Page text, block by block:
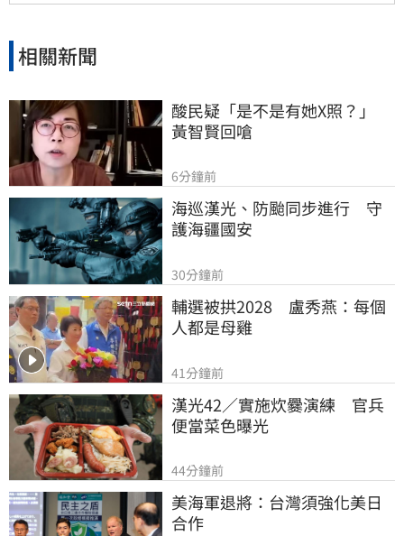
相關新聞
酸民疑「是不是有她X照？」
黃智賢回嗆
6分鐘前
海巡漢光、防颱同步進行　守
護海疆國安
30分鐘前
輔選被拱2028　盧秀燕：每個
人都是母雞
41分鐘前
漢光42／實施炊爨演練　官兵
便當菜色曝光
44分鐘前
美海軍退將：台灣須強化美日
合作